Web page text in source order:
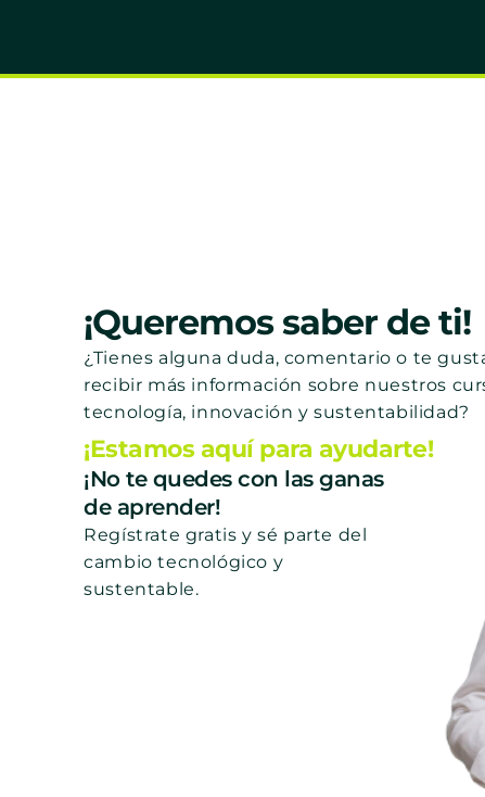
¡Queremos saber de ti!
¿Tienes alguna duda, comentario o te
recibir más información sobre nuestros
tecnología, innovación y sustentabilidad?
¡Estamos aquí para ayudarte!
¡No te quedes con las ganas
de aprender!
Regístrate gratis y sé parte del
cambio tecnológico y
sustentable.